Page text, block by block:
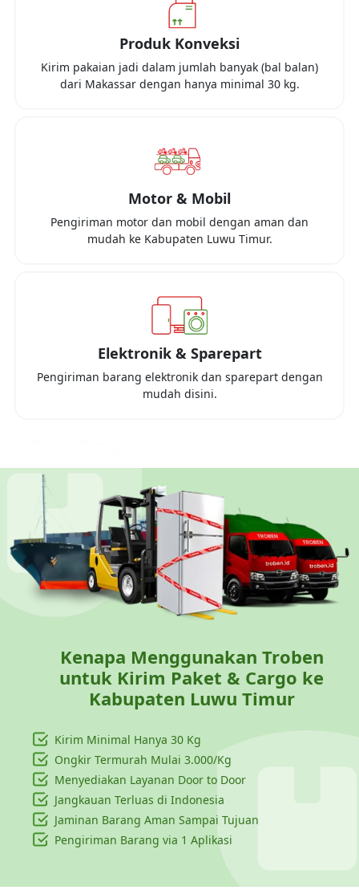
Produk Konveksi
Kirim pakaian jadi dalam jumlah banyak (bal balan)
dari Makassardengan hanya minimal 30 kg.
Motor & Mobil
Pengiriman motor dan mobil dengan aman dan
mudah ke Kabupaten Luwu Timur.
Elektronik & Sparepart
Pengiriman barang elektronik dan sparepart dengan
mudah disini.
Kenapa Menggunakan Troben
untuk Kirim Paket & Cargo ke
Kabupaten Luwu Timur
Kirim Minimal Hanya 30 Kg
Ongkir Termurah Mulai 3.000/Kg
Menyediakan Layanan Door to Door
Jangkauan Terluas di Indonesia
Jaminan Barang Aman Sampai Tujuan
Pengiriman Barang via 1 Aplikasi